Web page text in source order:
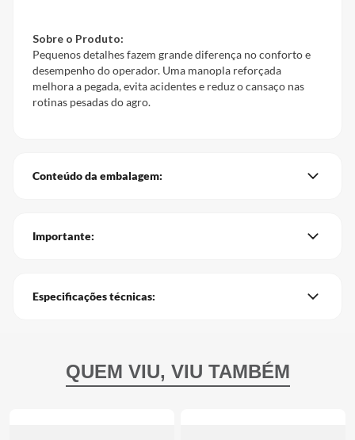
Sobre o Produto:
Pequenos detalhes fazem grande diferença no conforto e
desempenho do operador. Uma manopla reforçada
melhora a pegada, evita acidentes e reduz o cansaço nas
rotinas pesadas do agro.
Conteúdo da embalagem:
Importante:
Especificações técnicas: